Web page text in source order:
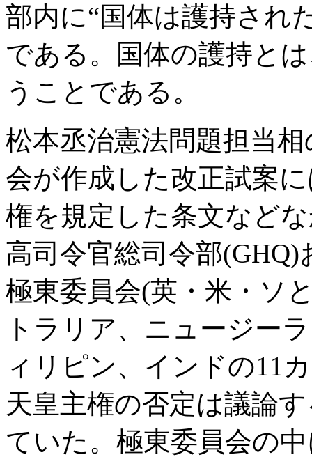
部内に“国体は護持され
である。国体の護持と
うことである。
松本丞治憲法問題担当
会が作成した改正試案
権を規定した条文など
高司令官総司令部
極東委員会(英・米・ソ
トラリア、ニュージー
ィリピン、インドの11
天皇主権の否定は議論
ていた。極東委員会の